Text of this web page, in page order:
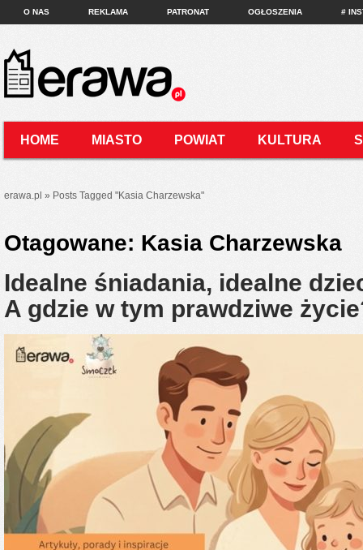
O NAS REKLAMA PATRONAT OGŁOSZENIA #
HOME MIASTO POWIAT KULTURA
erawa.pl » Posts Tagged "Kasia Charzewska"
Otagowane: Kasia Charzewska
Idealne śniadania, idealne
A gdzie w tym prawdziwe